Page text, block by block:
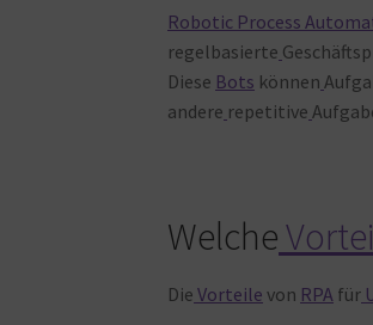
Robotic Process
regelbasierte
Diese Bots können
andere repetitive
Welche
Die Vorteile von RPA für